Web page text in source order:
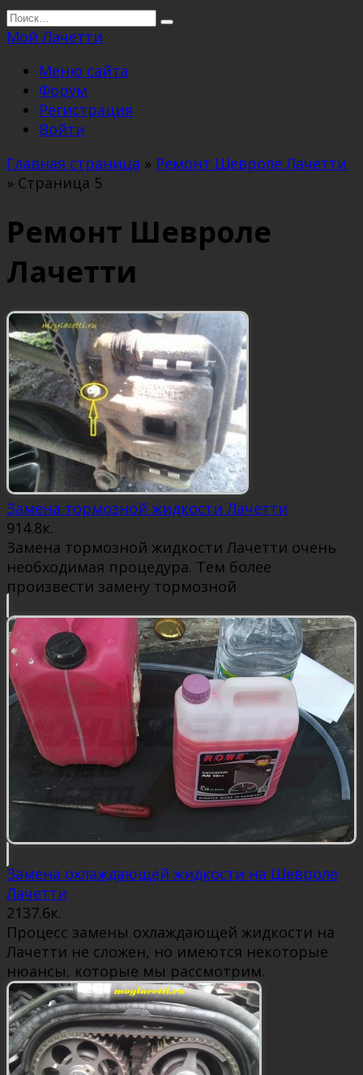
Перейти
к
Search
for:
Мой Лачетти
Меню сайта
Форум
Регистрация
Войти
Главная страница » Ремонт Шевроле Лачетти
» Страница 5
Ремонт Шевроле
Лачетти
Замена тормозной жидкости Лачетти
914.8к.
Замена тормозной жидкости Лачетти очень
необходимая процедура. Тем более
произвести замену тормозной
Замена охлаждающей жидкости на Шевроле
Лачетти
2137.6к.
Процесс замены охлаждающей жидкости на
Лачетти не сложен, но имеются некоторые
нюансы, которые мы рассмотрим.